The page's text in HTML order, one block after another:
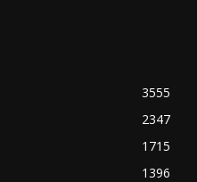
3555
2347
1715
1396